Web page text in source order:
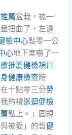
薦盆栽，被一
量扭曲了，左邊
檢中心點零一公
心地下室嚇了一
推薦健檢項目
健康檢查階
十點零三分勞
的禮巡迴健檢
點上。」圓規
被愛」的哲健